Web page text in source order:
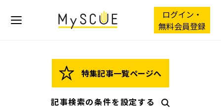
ログイン・
無料会員登録
特集記事一覧ページへ
記事検索の条件を設定する